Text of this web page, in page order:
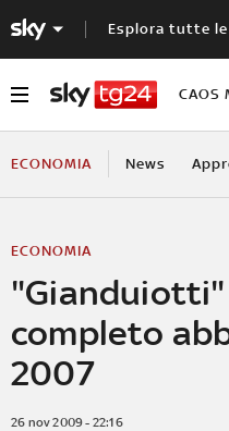
Esplora tutte
CAOS
ECONOMIA News
"Gianduiotti"
completo
2007
ECONOMIA
26 nov 2009 - 22:16